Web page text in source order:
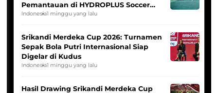
Pemantauan di HYDROPLUS Soccer
League
Indonesia1 minggu yang lalu
Srikandi Merdeka Cup 2026: Turnamen
Sepak Bola Putri Internasional Siap
Digelar di Kudus
Indonesia1 minggu yang lalu
Hasil Drawing Srikandi Merdeka Cup